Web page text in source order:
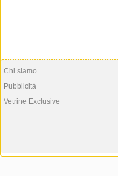
Chi siamo
Pubblicità
Vetrine Exclusive